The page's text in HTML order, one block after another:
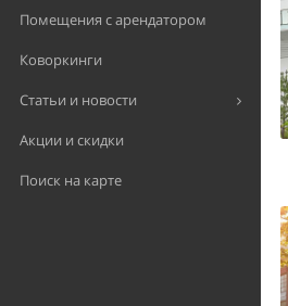
Помещения с арендатором
Коворкинги
Статьи и новости
Акции и скидки
Поиск на карте